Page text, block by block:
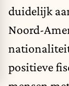
duidelijk
Noord-
positieve